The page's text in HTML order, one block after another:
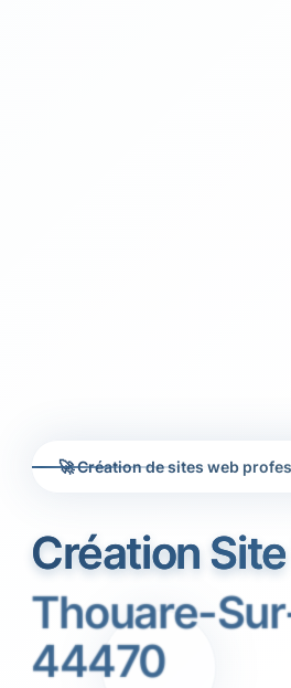
🚀 Création de sites web
Création
Thouare-
44470